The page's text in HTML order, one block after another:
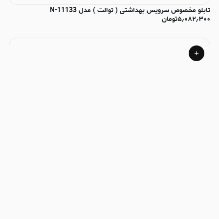
تابلو مخصوص سرویس بهداشتی ( توالت ) مدل N-11133
۵٫۰۸۲٫۳۰۰تومان